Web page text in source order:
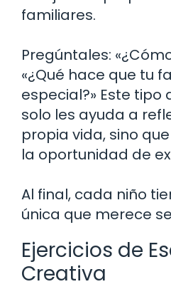
familiares.
Pregúntales:
«¿Qué hace que tu
especial?» Este
solo les ayuda a
propia vida, sino
la oportunidad de
Al final, cada niño
única que merece
Ejercicios de
Creativa